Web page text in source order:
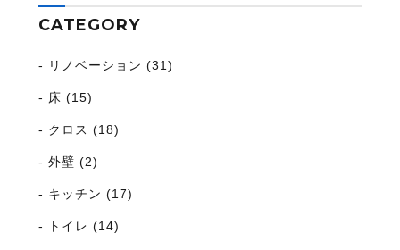
CATEGORY
リノベーション (31)
床 (15)
クロス (18)
外壁 (2)
キッチン (17)
トイレ (14)